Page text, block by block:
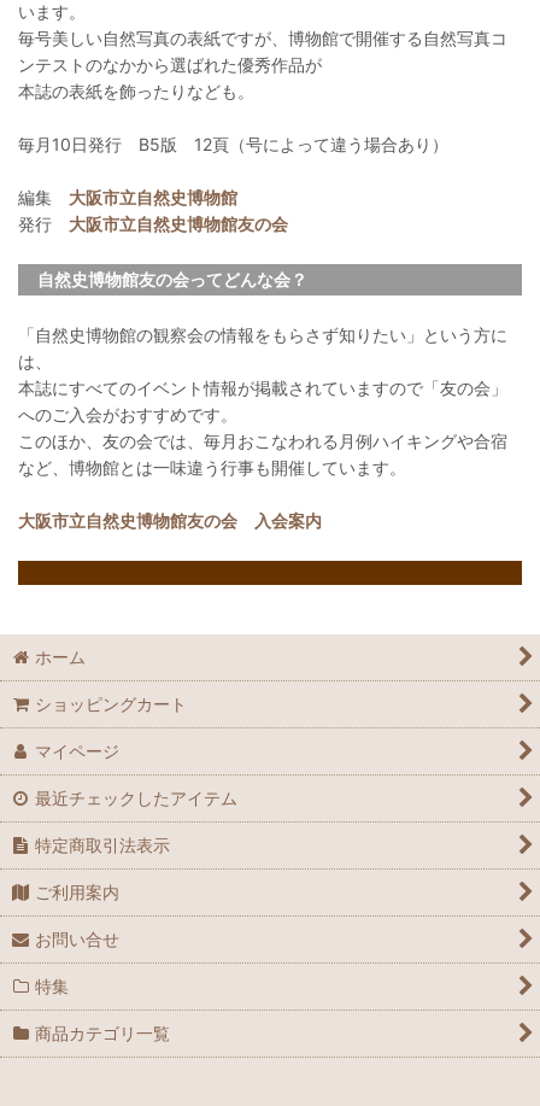
います。
毎号美しい自然写真の表紙ですが、博物館で開催する自然写真コ
ンテストのなかから選ばれた優秀作品が
本誌の表紙を飾ったりなども。
毎月10日発行 B5版 12頁（号によって違う場合あり）
編集 大阪市立自然史博物館
発行 大阪市立自然史博物館友の会
自然史博物館友の会ってどんな会？
「自然史博物館の観察会の情報をもらさず知りたい」という方に
は、
本誌にすべてのイベント情報が掲載されていますので「友の会」
へのご入会がおすすめです。
このほか、友の会では、毎月おこなわれる月例ハイキングや合宿
など、博物館とは一味違う行事も開催しています。
大阪市立自然史博物館友の会 入会案内
ホーム
ショッピングカート
マイページ
最近チェックしたアイテム
特定商取引法表示
ご利用案内
お問い合せ
特集
商品カテゴリ一覧